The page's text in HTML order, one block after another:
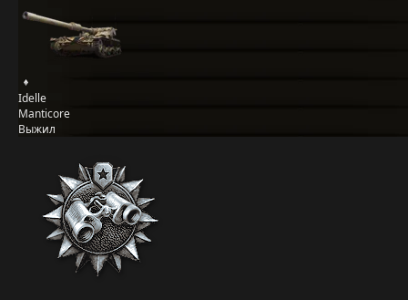
Idelle
Manticore
Выжил